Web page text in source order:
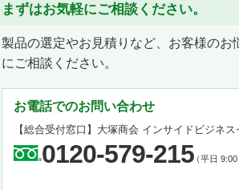
まずはお気軽にご相談ください。
製品の選定やお見積りなど、お客様の
にご相談ください。
お電話でのお問い合わせ
【総合受付窓口】 大塚商会 インサイドビジネス
0120-579-215（平日 9:00